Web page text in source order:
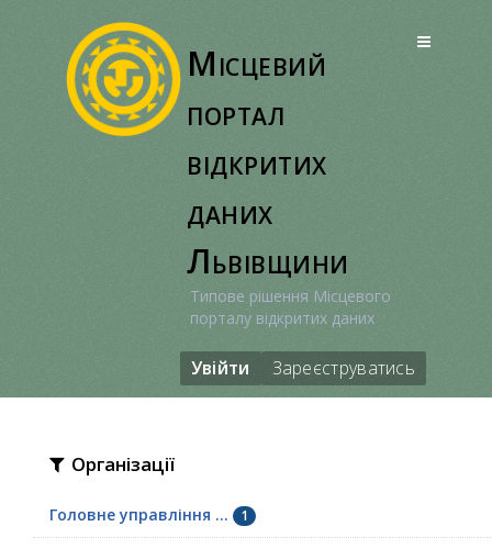
Місцевий
портал
відкритих
даних
Львівщини
Типове рішення Місцевого
порталу відкритих даних
Увійти Зареєструватись
Організації
Головне управління ... 1